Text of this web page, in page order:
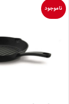
ناموجود